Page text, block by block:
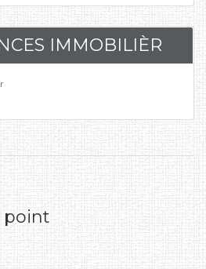
IMMOBILIÈR
point